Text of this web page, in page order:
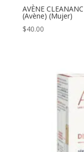
AVÈNE
(Avène) (Mujer)
$40.00